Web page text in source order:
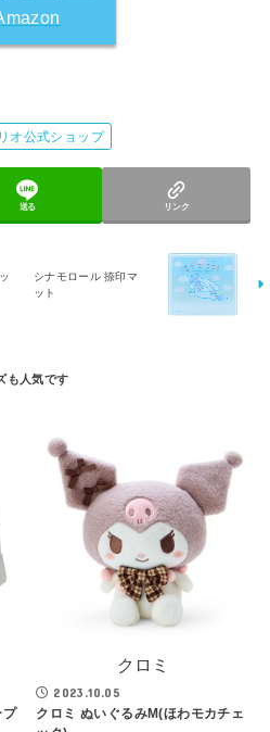
オ公式ショップ
送る リンク
シナモロール 捺印マ
ット
プ
クロミ
2023.10.05
クロミ ぬいぐるみM(ほわモカチェ